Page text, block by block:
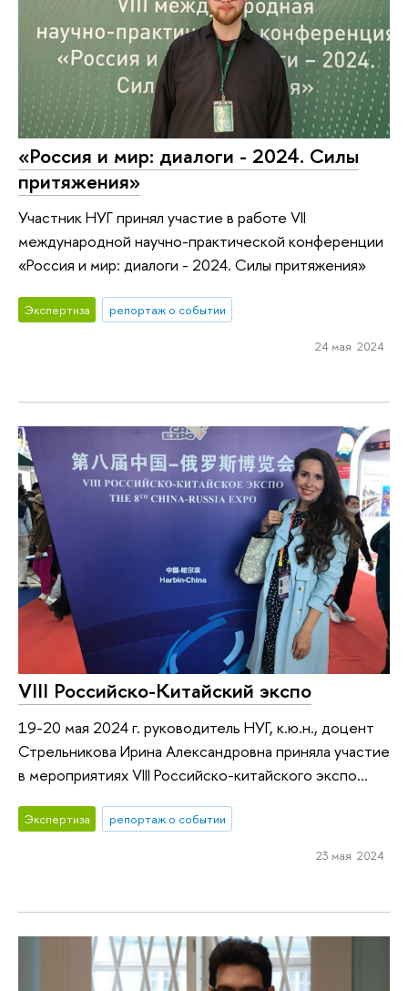
«Россия и мир: диалоги - 2024. Силы
притяжения»
Участник НУГ принял участие в работе VII
международной научно-практической конференции
«Россия и мир: диалоги - 2024. Силы притяжения»
Экспертиза репортаж о событии
24 мая 2024
VIII Российско-Китайский экспо
19-20 мая 2024 г. руководитель НУГ, к.ю.н., доцент
Стрельникова Ирина Александровна приняла участие
в мероприятиях VIII Российско-китайского экспо...
Экспертиза репортаж о событии
23 мая 2024